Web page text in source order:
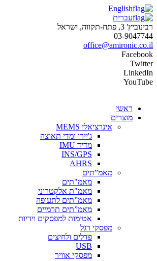
English
עברית
רבינוביץ' 3, פתח-תקווה, ישראל
03-9047744
office@amironic.co.il
Facebook
Twitter
LinkedIn
YouTube
ראשי
מוצרים
אינרציאלי MEMS
ג'יירו ומדי תאוצה
מדיד IMU
INS/GPS
AHRS
מאמ”תים
מאמ"תים
מאמ"ת אלקטרוני
מאמ”תים לתעופה
מאמ”תים תרמיים
אטימות למפסקים וידיות
מפסקי רגל
פדלים ולחיצים
USB
מפסקי אוויר